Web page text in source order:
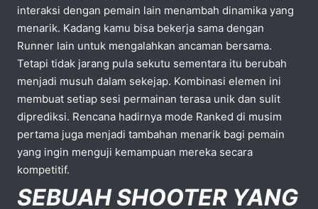
interaksi dengan pemain lain menambah dinamika yang
menarik. Kadang kamu bisa bekerja sama dengan
Runner lain untuk mengalahkan ancaman bersama.
Tetapi tidak jarang pula sekutu sementara itu berubah
menjadi musuh dalam sekejap. Kombinasi elemen ini
membuat setiap sesi permainan terasa unik dan sulit
diprediksi. Rencana hadirnya mode Ranked di musim
pertama juga menjadi tambahan menarik bagi pemain
yang ingin menguji kemampuan mereka secara
kompetitif.
SEBUAH SHOOTER YANG